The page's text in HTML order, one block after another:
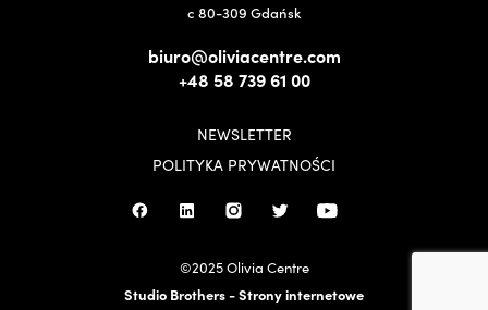
c 80-309 Gdańsk
biuro@oliviacentre.com
+48 58 739 61 00
NEWSLETTER
POLITYKA PRYWATNOŚCI
©2025 Olivia Centre
Studio Brothers - Strony internetowe